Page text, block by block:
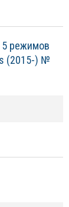
5 режимов
(2015-) №